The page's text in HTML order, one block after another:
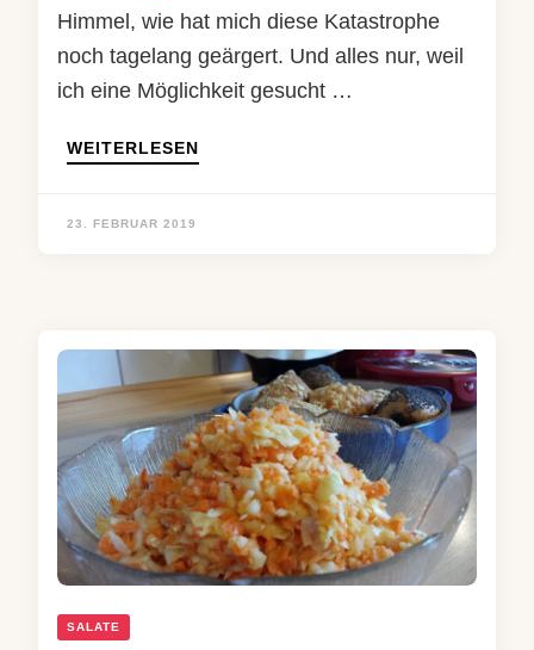
Himmel, wie hat mich diese Katastrophe
noch tagelang geärgert. Und alles nur, weil
ich eine Möglichkeit gesucht …
WEITERLESEN
23. FEBRUAR 2019
SALATE